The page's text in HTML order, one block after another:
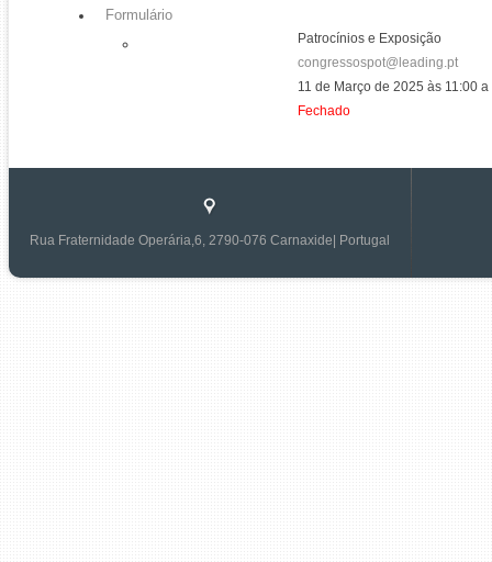
Formulário
Patrocínios e Exposição
congressospot@leading.pt
11 de Março de 2025 às 11:00
Fechado
Rua Fraternidade Operária,6, 2790-076 Carnaxide| Portugal